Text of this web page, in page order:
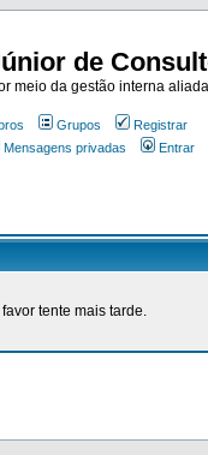
de
da gestão interna
Grupos
Registrar
Mensagens privadas Entrar
tente mais tarde.